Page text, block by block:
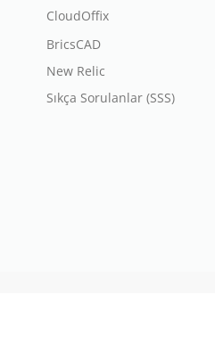
CloudOffix
BricsCAD
New Relic
Sıkça Sorulanlar (SSS)